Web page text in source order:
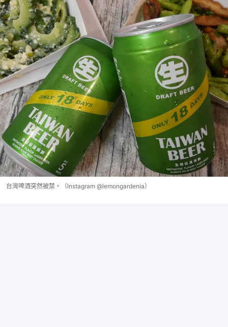
台灣啤酒突然被禁。（Instagram @lemongardenia）